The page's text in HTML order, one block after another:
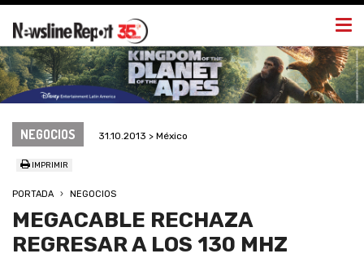
NEGOCIOS 31.10.2013 > México
IMPRIMIR
PORTADA NEGOCIOS
MEGACABLE RECHAZA
REGRESAR A LOS 130 MHZ